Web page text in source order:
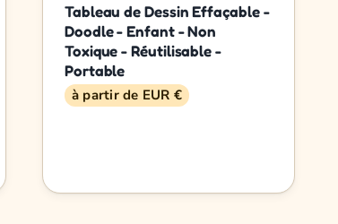
Tableau de Dessin Effaçable -
Doodle - Enfant - Non
Toxique - Réutilisable -
Portable
à partir de EUR €